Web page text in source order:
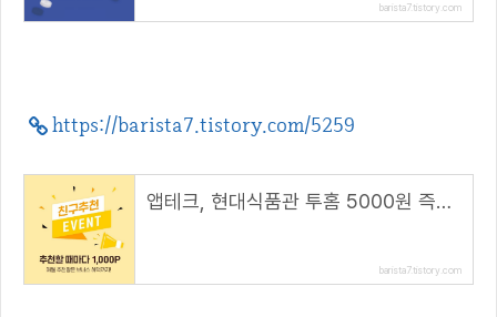
barista7.tistory.com
https://barista7.tistory.com/5259
앱테크, 현대식품관 투홈 5000원 즉시할인+1000P 추가적립
barista7.tistory.com